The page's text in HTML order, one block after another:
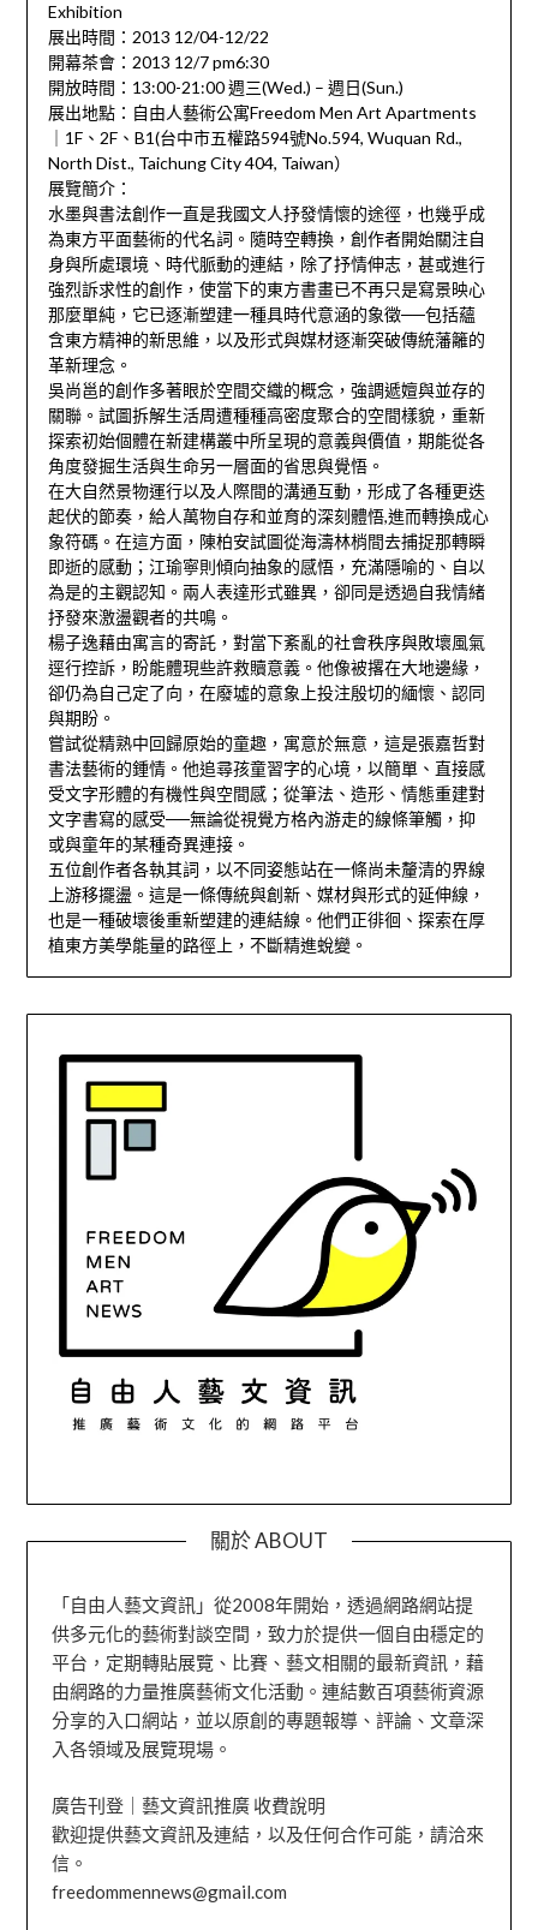
Exhibition
展出時間：2013 12/04-12/22
開幕茶會：2013 12/7 pm6:30
開放時間：13:00-21:00 週三(Wed.) – 週日(Sun.)
展出地點：自由人藝術公寓Freedom Men Art Apartments
｜1F、2F、B1(台中市五權路594號No.594, Wuquan Rd.,
North Dist., Taichung City 404, Taiwan）
展覽簡介：
水墨與書法創作一直是我國文人抒發情懷的途徑，也幾乎成
為東方平面藝術的代名詞。隨時空轉換，創作者開始關注自
身與所處環境、時代脈動的連結，除了抒情伸志，甚或進行
強烈訴求性的創作，使當下的東方書畫已不再只是寫景映心
那麼單純，它已逐漸塑建一種具時代意涵的象徵──包括蘊
含東方精神的新思維，以及形式與媒材逐漸突破傳統藩籬的
革新理念。
吳尚邕的創作多著眼於空間交織的概念，強調遞嬗與並存的
關聯。試圖拆解生活周遭種種高密度聚合的空間樣貌，重新
探索初始個體在新建構叢中所呈現的意義與價值，期能從各
角度發掘生活與生命另一層面的省思與覺悟。
在大自然景物運行以及人際間的溝通互動，形成了各種更迭
起伏的節奏，給人萬物自存和並育的深刻體悟,進而轉換成心
象符碼。在這方面，陳柏安試圖從海濤林梢間去捕捉那轉瞬
即逝的感動；江瑜寧則傾向抽象的感悟，充滿隱喻的、自以
為是的主觀認知。兩人表達形式雖異，卻同是透過自我情緒
抒發來激盪觀者的共鳴。
楊子逸藉由寓言的寄託，對當下紊亂的社會秩序與敗壞風氣
逕行控訴，盼能體現些許救贖意義。他像被撂在大地邊緣，
卻仍為自己定了向，在廢墟的意象上投注殷切的緬懷、認同
與期盼。
嘗試從精熟中回歸原始的童趣，寓意於無意，這是張嘉哲對
書法藝術的鍾情。他追尋孩童習字的心境，以簡單、直接感
受文字形體的有機性與空間感；從筆法、造形、情態重建對
文字書寫的感受──無論從視覺方格內游走的線條筆觸，抑
或與童年的某種奇異連接。
五位創作者各執其詞，以不同姿態站在一條尚未釐清的界線
上游移擺盪。這是一條傳統與創新、媒材與形式的延伸線，
也是一種破壞後重新塑建的連結線。他們正徘徊、探索在厚
植東方美學能量的路徑上，不斷精進蛻變。
關於 ABOUT
「自由人藝文資訊」從2008年開始，透過網路網站提
供多元化的藝術對談空間，致力於提供一個自由穩定的
平台，定期轉貼展覽、比賽、藝文相關的最新資訊，藉
由網路的力量推廣藝術文化活動。連結數百項藝術資源
分享的入口網站，並以原創的專題報導、評論、文章深
入各領域及展覽現場。
廣告刊登｜藝文資訊推廣 收費說明
歡迎提供藝文資訊及連結，以及任何合作可能，請洽來
信。
freedommennews@gmail.com